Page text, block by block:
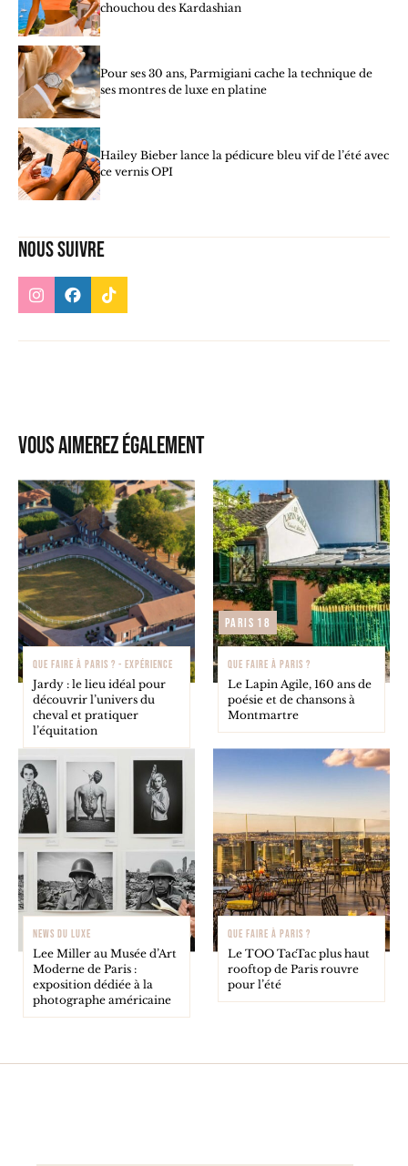
chouchou des Kardashian
Pour ses 30 ans, Parmigiani cache la technique de
ses montres de luxe en platine
Hailey Bieber lance la pédicure bleu vif de l’été avec
ce vernis OPI
Nous suivre
Vous aimerez également
QUE FAIRE À PARIS ? - EXPÉRIENCE
Jardy : le lieu idéal pour
découvrir l’univers du
cheval et pratiquer
l’équitation
Paris 18
QUE FAIRE À PARIS ?
Le Lapin Agile, 160 ans de
poésie et de chansons à
Montmartre
NEWS DU LUXE
Lee Miller au Musée d’Art
Moderne de Paris :
exposition dédiée à la
photographe américaine
QUE FAIRE À PARIS ?
Le TOO TacTac plus haut
rooftop de Paris rouvre
pour l’été